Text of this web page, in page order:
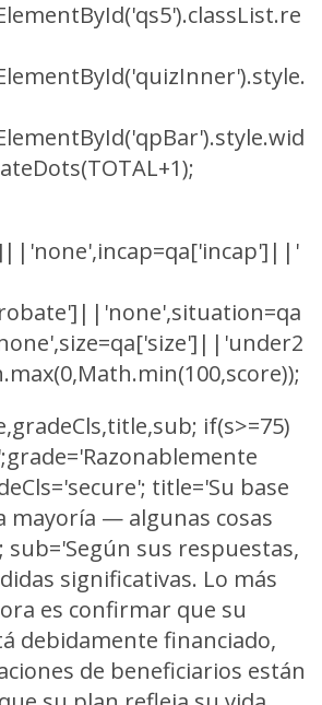
if(s>=75)
title='Su base
mayoría — algunas cosas
sus respuestas,
significativas. Lo más
es confirmar que su
debidamente financiado,
de beneficiarios están